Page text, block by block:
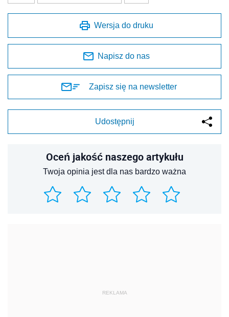
Wersja do druku
Napisz do nas
Zapisz się na newsletter
Udostępnij
Oceń jakość naszego artykułu
Twoja opinia jest dla nas bardzo ważna
REKLAMA